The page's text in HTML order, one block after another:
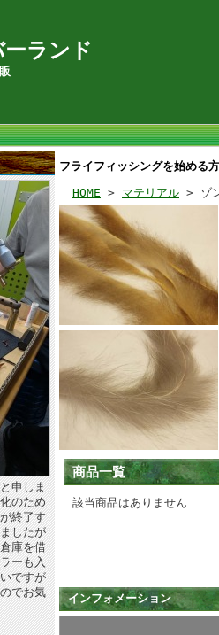
ランド
申しま
のため
終了す
したが
庫を借
ーも入
ですが
でお気
フライフィッシングを始める
HOME > マテリアル > ゾ
商品一覧
該当商品はありません
インフォメーション